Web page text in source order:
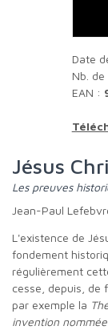
Date
Nb.
EAN :
Jésus
Les preuves
Jean-Paul
L'existence de Jésus serait un mythe qui n'aurait aucun
fondement
régulièrement
cesse, depuis, de
par exemple la
invention